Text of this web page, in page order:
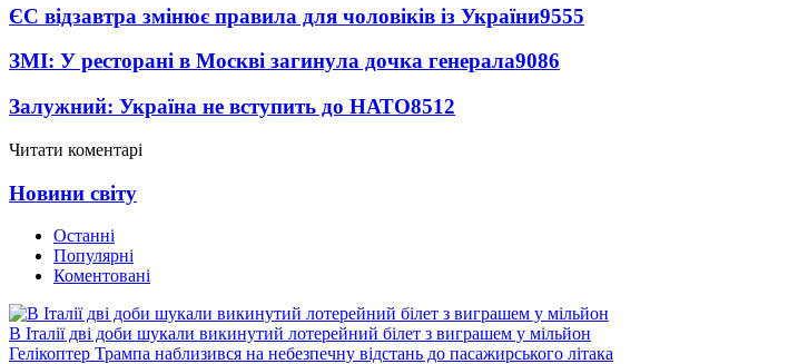
ЄС відзавтра змінює правила для чоловіків із України9555
ЗМІ: У ресторані в Москві загинула дочка генерала9086
Залужний: Україна не вступить до НАТО8512
Читати коментарі
Новини світу
Останні
Популярні
Коментовані
В Італії дві доби шукали викинутий лотерейний білет з виграшем у мільйон
Гелікоптер Трампа наблизився на небезпечну відстань до пасажирського літака